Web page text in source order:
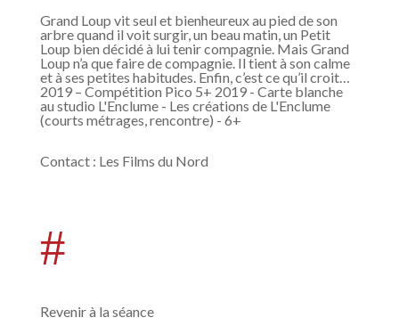
Grand Loup vit seul et bienheureux au pied de son
arbre quand il voit surgir, un beau matin, un Petit
Loup bien décidé à lui tenir compagnie. Mais Grand
Loup n’a que faire de compagnie. Il tient à son calme
et à ses petites habitudes. Enfin, c’est ce qu’il croit…
2019 – Compétition Pico 5+ 2019 - Carte blanche
au studio L'Enclume - Les créations de L'Enclume
(courts métrages, rencontre) - 6+
Contact: Les Films du Nord
#
Revenir à la séance